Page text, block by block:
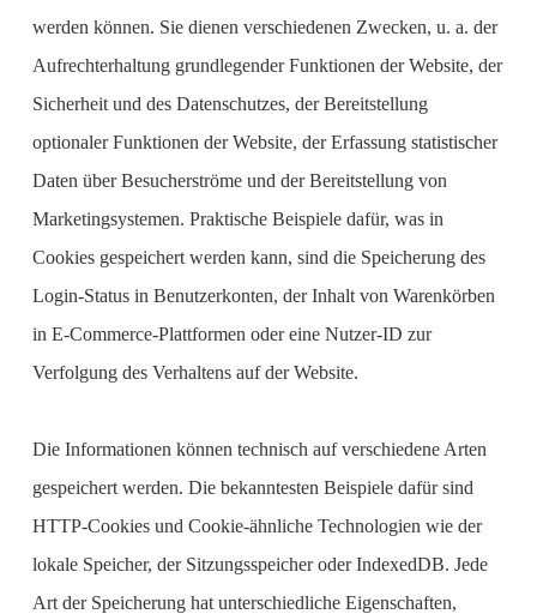
werden können. Sie dienen verschiedenen Zwecken, u. a. der
Aufrechterhaltung grundlegender Funktionen der Website, der
Sicherheit und des Datenschutzes, der Bereitstellung
optionaler Funktionen der Website, der Erfassung statistischer
Daten über Besucherströme und der Bereitstellung von
Marketingsystemen. Praktische Beispiele dafür, was in
Cookies gespeichert werden kann, sind die Speicherung des
Login-Status in Benutzerkonten, der Inhalt von Warenkörben
in E-Commerce-Plattformen oder eine Nutzer-ID zur
Verfolgung des Verhaltens auf der Website.
Die Informationen können technisch auf verschiedene Arten
gespeichert werden. Die bekanntesten Beispiele dafür sind
HTTP-Cookies und Cookie-ähnliche Technologien wie der
lokale Speicher, der Sitzungsspeicher oder IndexedDB. Jede
Art der Speicherung hat unterschiedliche Eigenschaften,